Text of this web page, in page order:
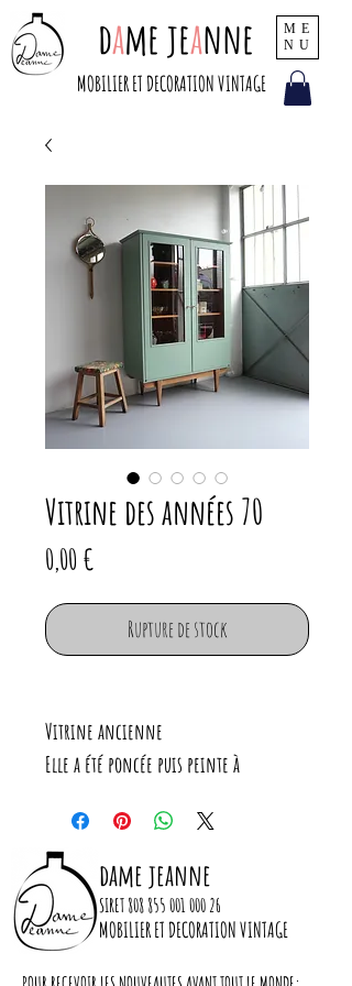
ME
NU
dame jeanne
MOBILIER ET DECORATION VINTAGE
Vitrine des années 70
0,00 €
Rupture de stock
Vitrine ancienne
Elle a été poncée puis peinte à
Les 8 étagères sont réglables à la hauteur
souhaitée.
Piètement bois huilé.
Serrures neuves
dame jeanne
SIRET808 855 001 000 26
MOBILIER ET DECORATION VINTAGE